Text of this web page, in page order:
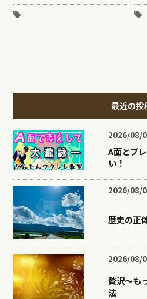
最近の投
2026/08/
A面とブ
い！
2026/08/
歴史の正
2026/08/
贅沢〜も
法